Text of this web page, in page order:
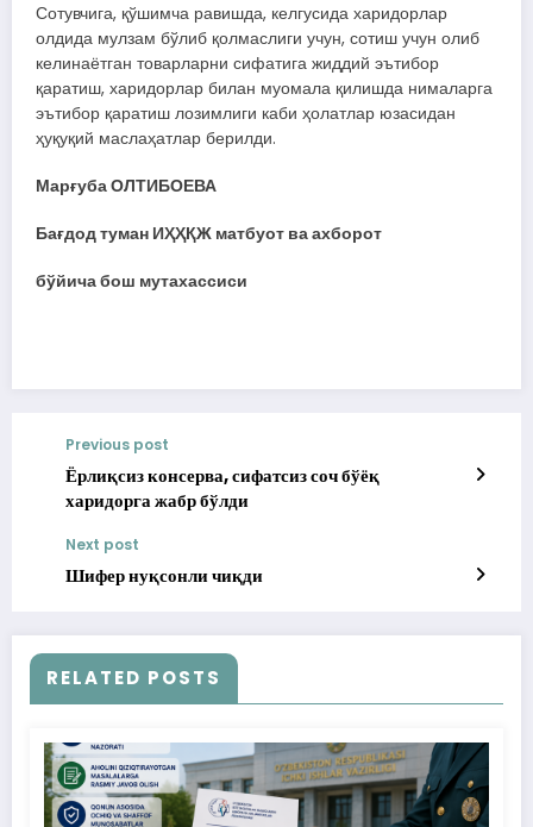
Сотувчига, қўшимча равишда, келгусида харидорлар
олдида мулзам бўлиб қолмаслиги учун, сотиш учун олиб
келинаётган товарларни сифатига жиддий эътибор
қаратиш, харидорлар билан муомала қилишда нималарга
эътибор қаратиш лозимлиги каби ҳолатлар юзасидан
ҳуқуқий маслаҳатлар берилди.
Марғуба ОЛТИБОЕВА
Бағдод туман ИҲҲҚЖ матбуот ва ахборот
бўйича бош мутахассиси
Previous post
Ёрлиқсиз консерва, сифатсиз соч бўёқ
харидорга жабр бўлди
Next post
Шифер нуқсонли чиқди
RELATED POSTS